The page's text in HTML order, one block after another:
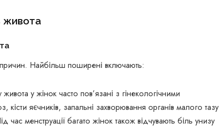
живота
Найбільш поширені включають:
у жінок часто пов’язані з гінекологічними
яєчників, запальні захворювання органів малого тазу
час менструації багато жінок також відчувають біль унизу